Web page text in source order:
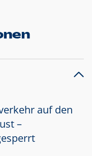
auf den
–